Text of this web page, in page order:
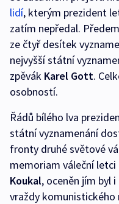
lidí, kterým prezident
zatím nepředal.
ze čtyř desítek
nejvyšší státní
zpěvák Karel Gott.
osobností.
Řádů bílého lva
státní vyznamenání
fronty druhé světové
memoriam váleční letci
Koukal, oceněn jím byl
vraždy komunistického